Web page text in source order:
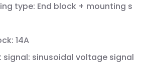
type: End block + mounting s
14A
signal: sinusoidal voltage signal